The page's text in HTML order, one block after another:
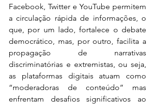
Facebook, Twitter e YouTube permitem
a circulação rápida de informações, o
que, por um lado, fortalece o debate
democrático, mas, por outro, facilita a
propagação de narrativas
discriminatórias e extremistas, ou seja,
as plataformas digitais atuam como
“moderadoras de conteúdo” mas
enfrentam desafios significativos ao